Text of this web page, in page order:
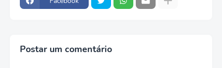
Postar um comentário